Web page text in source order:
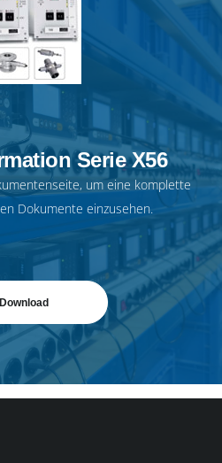
Serie X56
, um eine komplette
Dokumente einzusehen.
Download